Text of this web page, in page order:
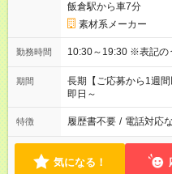
飯倉駅から車7分
素材系メーカー
勤務時間 10:30～19:30
期間
長期【ご応募から1週
即日～
特徴 履歴書不要 / 電話対応
気になる！